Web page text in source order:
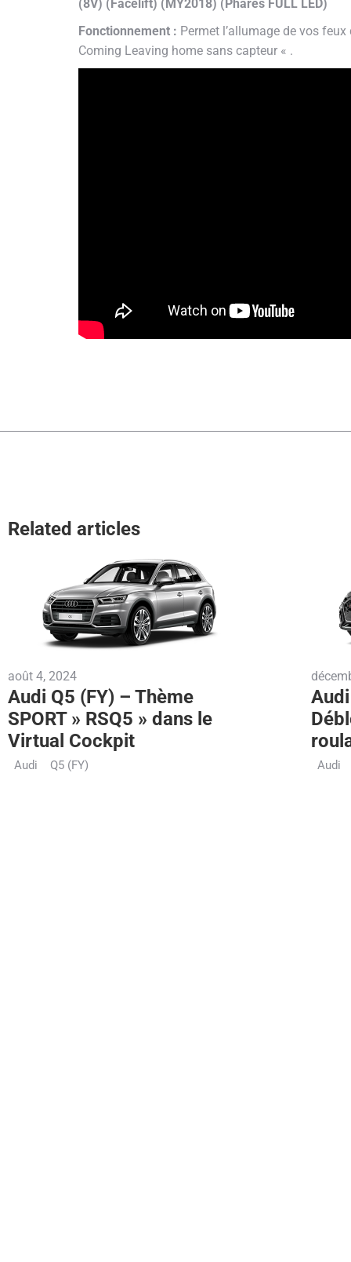
(8V) (Facelift) (MY2018) (Phares FULL LED)
Fonctionnement : Permet l’allumage de vos
Coming Leaving home sans capteur « .
Related articles
août 4, 2024
Audi Q5 (FY) – Thème
SPORT » RSQ5 » dans le
Virtual Cockpit
Audi Q5 (FY) Audi